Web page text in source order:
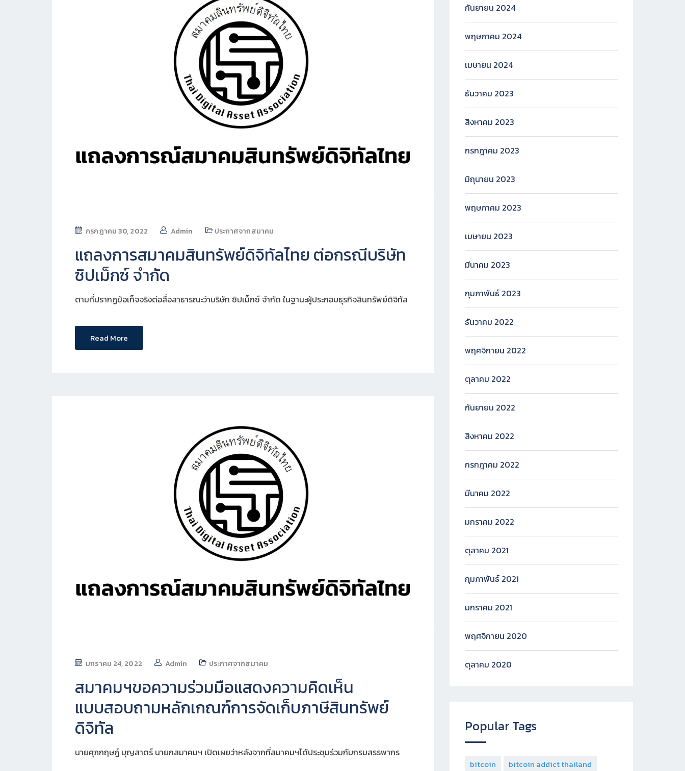
กรกฎาคม 30, 2022 Admin ประกาศจากสมาคม
แถลงการสมาคมสินทรัพย์ดิจิทัลไทย ต่อกรณีบริษัท
ซิปเม็กซ์ จำกัด
ตามที่ปรากฏข้อเท็จจริงต่อสื่อสาธารณะว่าบริษัท ซิปเม็กซ์ จำกัด ในฐานะผู้ประกอบธุรกิจสินทรัพย์ดิจิทัล
Read More
มกราคม 24, 2022 Admin ประกาศจากสมาคม
สมาคมฯขอความร่วมมือแสดงความคิดเห็น
แบบสอบถามหลักเกณฑ์การจัดเก็บภาษีสินทรัพย์
ดิจิทัล
นายศุภกฤษฎ์ บุญสาตร์ นายกสมาคมฯ เปิดเผยว่าหลังจากที่สมาคมฯได้ประชุมร่วมกับกรมสรรพากร
กันยายน 2024
พฤษภาคม 2024
เมษายน 2024
ธันวาคม 2023
สิงหาคม 2023
กรกฎาคม 2023
มิถุนายน 2023
พฤษภาคม 2023
เมษายน 2023
มีนาคม 2023
กุมภาพันธ์ 2023
ธันวาคม 2022
พฤศจิกายน 2022
ตุลาคม 2022
กันยายน 2022
สิงหาคม 2022
กรกฎาคม 2022
มีนาคม 2022
มกราคม 2022
ตุลาคม 2021
กุมภาพันธ์ 2021
มกราคม 2021
พฤศจิกายน 2020
ตุลาคม 2020
Popular Tags
bitcoin
bitcoin addict thailand